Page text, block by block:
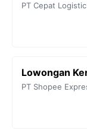
PT Cepat
Lowongan
PT Shopee